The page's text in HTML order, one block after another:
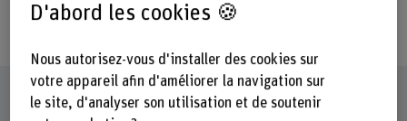
Organisation
D'abord les cookies 🍪
Nous autorisez-vous d'installer des cookies sur
votre appareil afin d'améliorer la navigation sur
le site, d'analyser son utilisation et de soutenir